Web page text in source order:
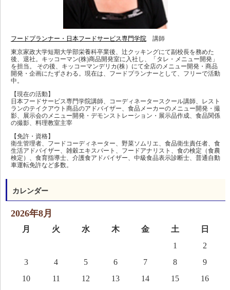
フードプランナー・日本フードサービス専門学院 講師
東京家政大学短期大学部栄養科卒業後、辻クッキングにて副校長を務めた
後、退社。キッコーマン(株)商品開発室に入社し、「タレ・メニュー開発」
を担当。 その後、キッコーマンデリカ(株）にて全店のメニュー開発・商品
開発・企画にたずさわる。現在は、フードプランナーとして、フリーで活動
中。
【現在の活動】
日本フードサービス専門学院講師、コーディネータースクール講師、レスト
ランのテイクアウト商品のアドバイザー、食品メーカーのメニュー開発・撮
影、展示会のメニュー開発・デモンストレーション・展示品作成、食品関係
の撮影、料理教室主宰
【免許・資格】
衛生管理者、フードコーディネーター、野菜ソムリエ、食品衛生責任者、食
生活アドバイザー、雑穀エキスパート、フードアナリスト、食の検定（食農
検定）、食育指導士、介護食アドバイザー、中級食品表示診断士、普通自動
車運転免許など多数。
カレンダー
2026年8月
月 火 水 木 金 土 日
1
2
3
4 5 6 7 8
9
10
11 12 13 14 15
16